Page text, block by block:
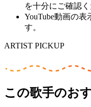
を十分にご確認く
YouTube動画の表
す。
ARTIST PICKUP
この歌手のお